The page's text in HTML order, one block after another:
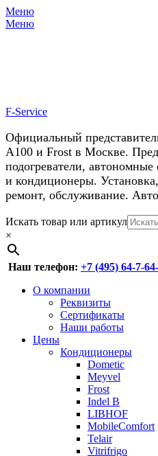
Меню
Меню
F-Service
Официальный
А100 и Frost в Москве.
подогреватели, автономные
и кондиционеры.
ремонт, обслуживание.
Header
Right
Menu
Перейти
к
содержимому
Искать товар или артикул
×
Наш телефон: +7 (495) 64-7-
Основное
Перейти
содержимому
О компании
Реквизиты
Сертификаты
Наши работы
Цены
Кондиционеры
Dometic
Meyvel
Frost
Indel B
LIBHOF
MobileComfort
Telair
Vitrifrigo
У нас